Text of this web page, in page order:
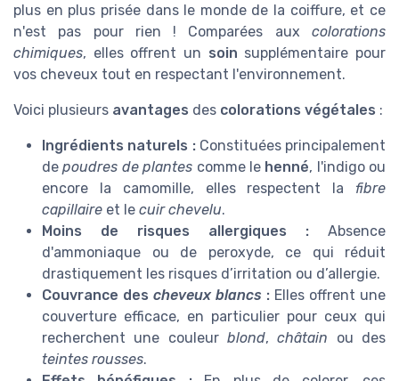
plus en plus prisée dans le monde de la coiffure, et ce
n'est pas pour rien ! Comparées aux colorations
chimiques, elles offrent un soin supplémentaire pour
vos cheveux tout en respectant l'environnement.
Voici plusieurs avantages des colorations végétales :
Ingrédients naturels :Constituées principalement
depoudres de plantes comme le henné, l'indigo ou
encore la camomille, elles respectent la fibre
capillaire et le cuir chevelu.
Moins de risques allergiques : Absence
d'ammoniaque ou de peroxyde, ce qui réduit
drastiquement les risques d’irritation ou d’allergie.
Couvrance des cheveux blancs : Elles offrent une
couverture efficace, en particulier pour ceux qui
recherchent une couleur blond,châtain ou des
teintes rousses.